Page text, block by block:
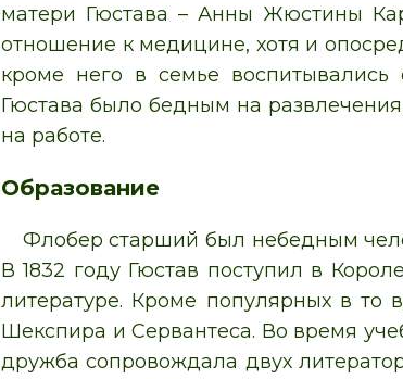
матери Гюстава – Анны Жюстины
отношение к медицине, хотя и
кроме него в семье воспитывались
Гюстава было бедным на
на работе.
Образование
Флобер старший был небедным
В 1832 году Гюстав поступил в
литературе. Кроме популярных в то
Шекспира и Сервантеса. Во время
дружба сопровождала двух